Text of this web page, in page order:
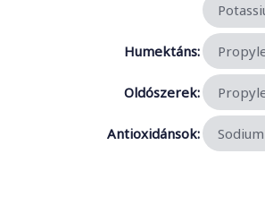
Humektáns:
Oldószerek:
Antioxidánsok: